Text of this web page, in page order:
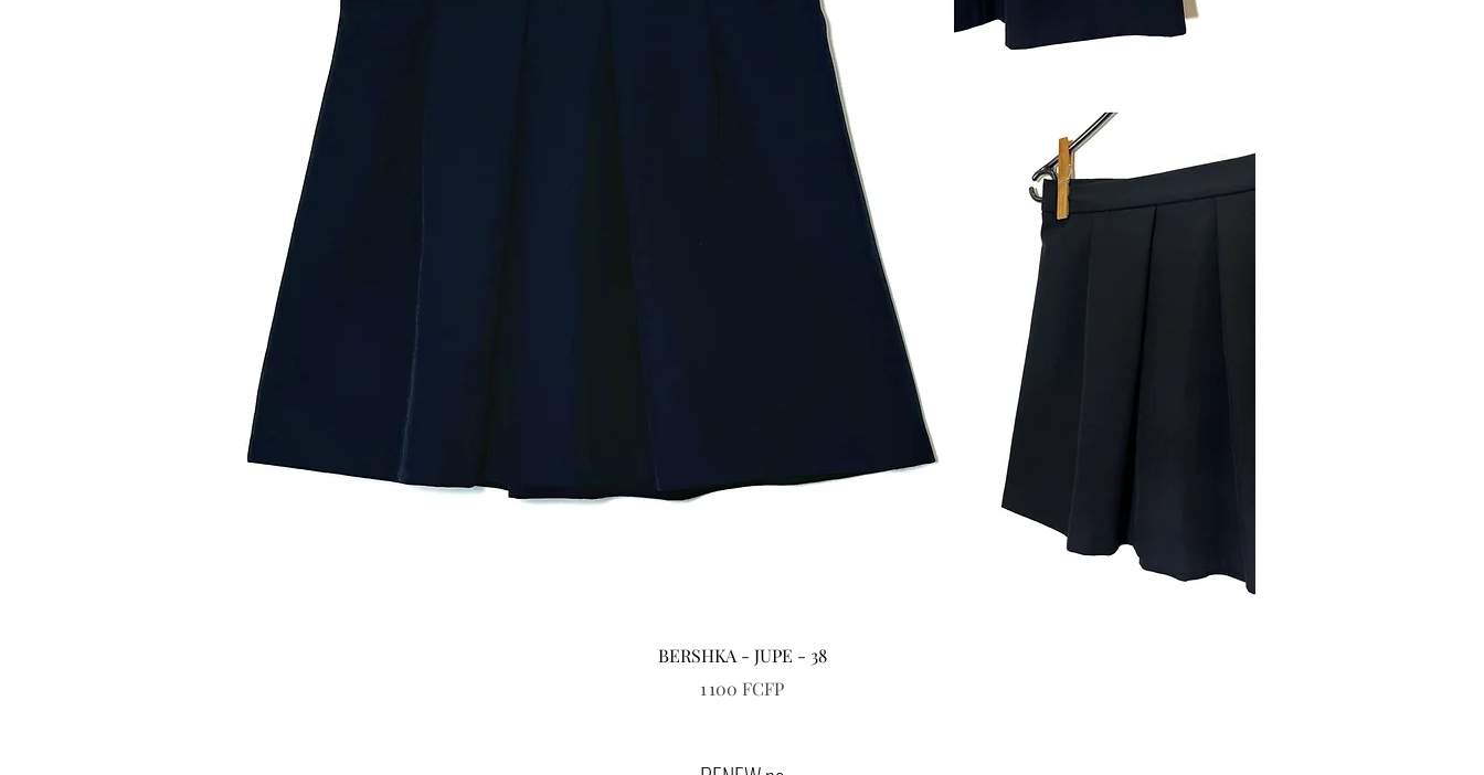
Aperçu rapide
BERSHKA - JUPE - 38
Prix
1 100 FCFP